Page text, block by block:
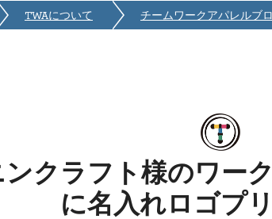
TWAについて チームワークアパレルブ
クラフト様のワー
に名入れロゴプ